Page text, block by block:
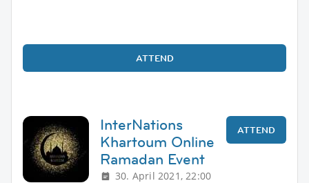
ATTEND
InterNations
Khartoum Online
Ramadan Event
30. April 2021, 22:00
ATTEND